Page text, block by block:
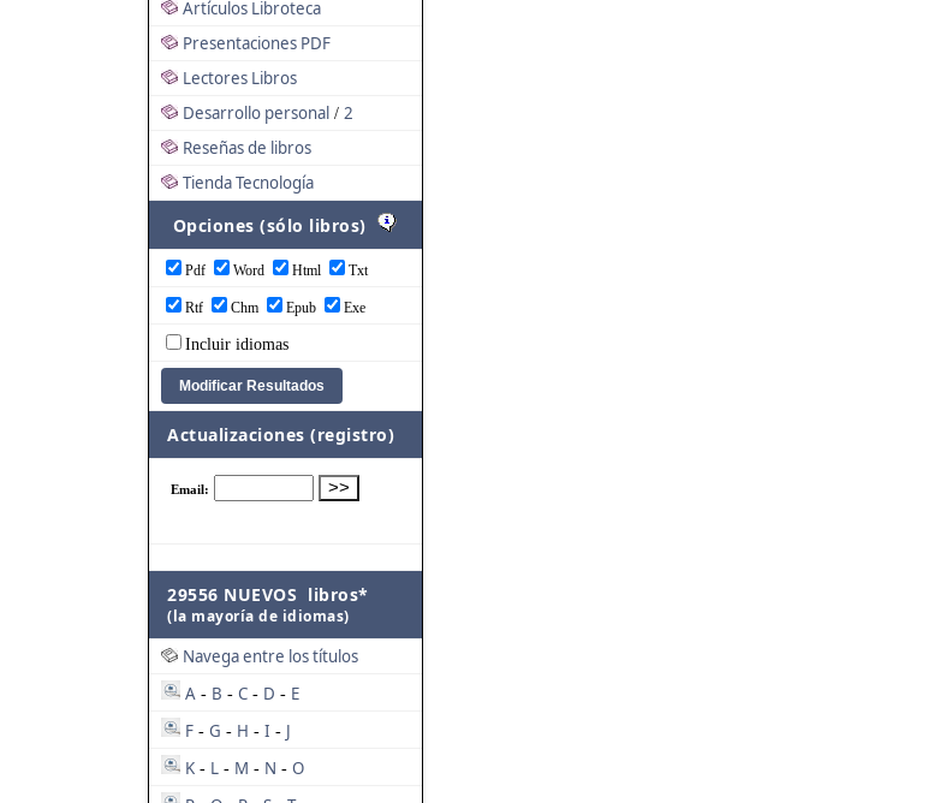
Artículos Libroteca
Presentaciones PDF
Lectores Libros
Desarrollo personal / 2
Reseñas de libros
Tienda Tecnología
Opciones (sólo libros)
Pdf Word Html Txt
Rtf Chm Epub Exe
Incluir idiomas
Actualizaciones (registro)
29556 NUEVOS libros*
(la mayoría de idiomas)
Navega entre los títulos
A - B - C - D - E
F - G - H - I - J
K - L - M - N - O